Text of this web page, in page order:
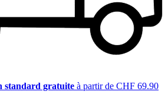
standard gratuite à partir de CHF 69.90